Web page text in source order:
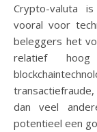
Crypto-valuta
vooral voor
beleggers het
relatief
dan veel
potentieel een